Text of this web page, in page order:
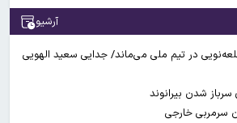
آرشیو
در تیم ملی می‌ماند/ جدایی سعید الهویی
سرباز شدن بیرانوند
سرمربی خارجی